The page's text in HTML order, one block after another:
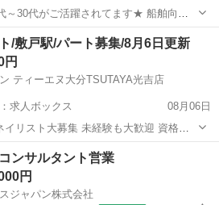
代がご活躍されてます★ 船舶向け
です。造船所や船主、窓口業者様など
。 【主な仕事内容】 ・船
/敷戸駅/パート募集/8月6日更新
円
ティーエヌ大分TSUTAYA光吉店
求人ボックス
08月06日
イリスト大募集 未経験も大歓迎 資格取
> ネイリスト <仕事内容> ネイル施術業
業種> ネイリスト <施設形態> ネイルサ
ンサルタント営業
円
ジャパン株式会社